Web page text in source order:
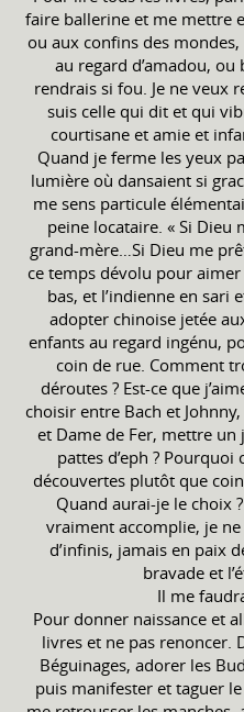
faire ballerine et me mettre
ou aux confins des
au regard d’amadou,
rendrais si fou. Je ne veux
suis celle qui dit et qui
courtisane et amie et
Quand je ferme les yeux
lumière où dansaient si
me sens particule
peine locataire. « Si Dieu
grand-mère…Si Dieu me
ce temps dévolu pour
bas, et l’indienne en sari
adopter chinoise jetée
enfants au regard ingénu,
coin de rue. Comment
déroutes ? Est-ce que
choisir entre Bach et
et Dame de Fer, mettre
pattes d’eph ?
découvertes plutôt que
Quand aurai-je le choix
vraiment accomplie, je
d’infinis, jamais en paix
bravade et
Il me
Pour donner naissance et
livres et ne pas renoncer.
Béguinages, adorer les
puis manifester et taguer